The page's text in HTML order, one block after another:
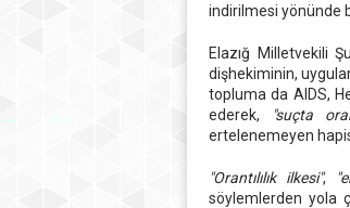
indirilmesi yönünde
Elazığ Milletvekili
dişhekiminin,
topluma da AIDS,
ederek,
"suçta
ertelenemeyen hapis
"Orantılılık ilkesi",
söylemlerden yola